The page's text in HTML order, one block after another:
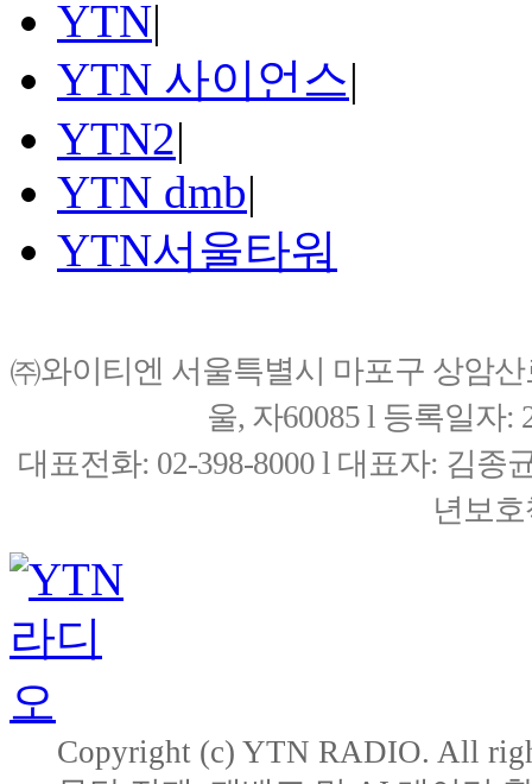
YTN|
YTN 사이언스|
YTN2|
YTN dmb|
YTN서울타워
㈜와이티엔 서울특별시 마포구 상암
울, 자60085 l 등록일자:
대표전화: 02-398-8000 l 대표자: 김종
년보
Copyright (c) YTN RADIO. All